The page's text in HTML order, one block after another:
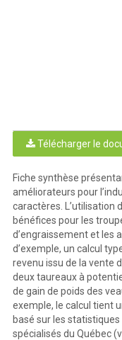
Télécharger le
Fiche synthèse
améliorateurs pour
caractères. L’utilisation
bénéfices pour les
d’engraissement et les
d’exemple, un calcul
revenu issu de la vente
deux taureaux à
de gain de poids des
exemple, le calcul tient
basé sur les
spécialisés du Québec